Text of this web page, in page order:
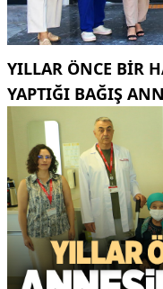
YILLAR ÖNCE BIR
YAPTIĞI BAĞIŞ